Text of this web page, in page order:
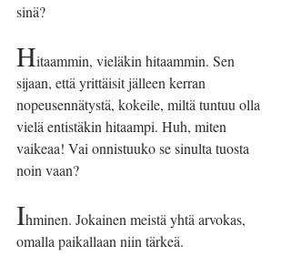
sinä?
Hitaammin, vieläkin hitaammin. Sen
sijaan, että yrittäisit jälleen kerran
nopeusennätystä, kokeile, miltä tuntuu olla
vielä entistäkin hitaampi. Huh, miten
vaikeaa! Vai onnistuuko se sinulta tuosta
noin vaan?
Ihminen. Jokainen meistä yhtä arvokas,
omalla paikallaan niin tärkeä.